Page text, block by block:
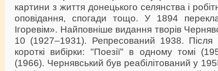
картини з життя донецького селянства і
оповідання, спогади тощо. У 1894
Ігоревім». Найповніше видання творів
10 (1927–1931). Репресований 1938. Після
короткі вибірки: "Поезії" в одному томі
(1966). Чернявський був реабілітований у